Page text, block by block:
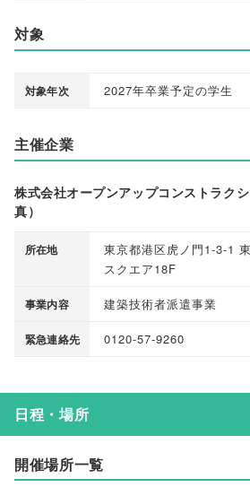
対象
対象年次 2027年卒業予定の学生
主催企業
株式会社オープンアップコンストラク
真）
所在地
東京都港区虎ノ門1-3-1
スクエア18F
事業内容 建築技術者派遣事業
緊急連絡先 0120-57-9260
日程・場所
開催場所一覧